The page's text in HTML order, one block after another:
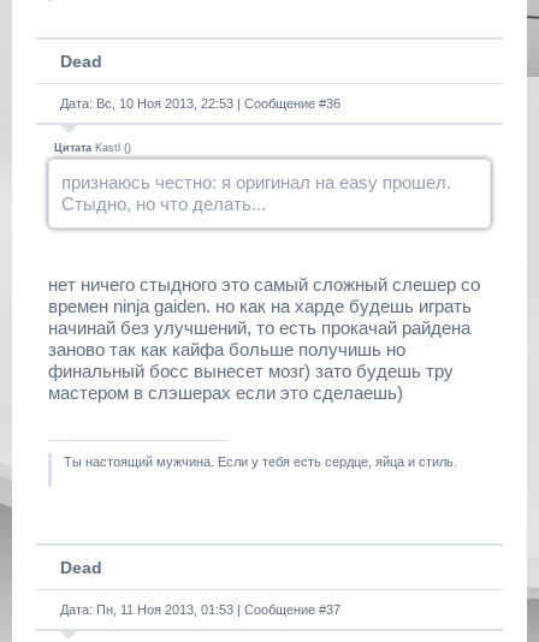
Dead
Дата: Вс, 10 Ноя 2013, 22:53 | Сообщение #36
Цитата Kastl ()
признаюсь честно: я оригинал на easy прошел.
Стыдно, но что делать...
нет ничего стыдного это самый сложный слешер со
времен ninja gaiden. но как на харде будешь играть
начинай без улучшений, то есть прокачай райдена
заново так как кайфа больше получишь но
финальный босс вынесет мозг) зато будешь тру
мастером в слэшерах если это сделаешь)
Ты настоящий мужчина. Если у тебя есть сердце, яйца и стиль.
Dead
Дата: Пн, 11 Ноя 2013, 01:53 | Сообщение #37